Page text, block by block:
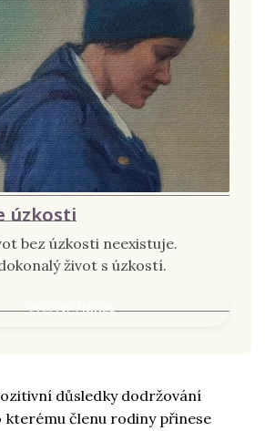
úzkosti
bez úzkosti neexistuje.
život s úzkostí.
Přečíst článek
důsledky dodržování
kterému členu rodiny přinese